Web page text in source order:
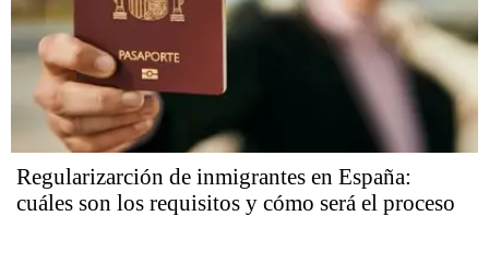
Regularizarción de inmigrantes en España:
cuáles son los requisitos y cómo será el proceso